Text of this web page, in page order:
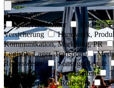
Berufsfelder
Bau, Architektur
Bildung,
Versicherung
Handwerk,
Kommunikation, Marketing, PR
Logistik, Lager, Transport
Rechtswesen
Sonstige Berufe
Technik, Naturwissenschaften
Umwelt, Energie, Rohstoffe